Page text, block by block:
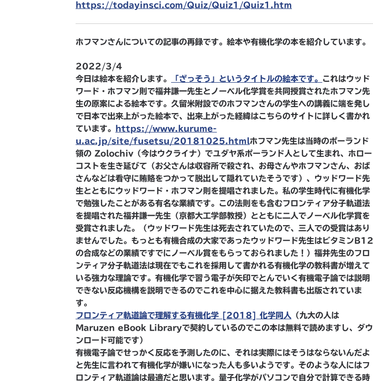
https://todayinsci.com/Quiz/Quiz1/Quiz1.htm
ホフマンさんについての記事の再録です。絵本や有機化学の本を紹介しています。
2022/3/4
今日は絵本を紹介します。
「ざっそう」というタイトルの絵本です。 これはウッド
ワード・ホフマン則で福井謙一先生とノーベル化学賞を共同授賞されたホフマン先
生の原案による絵本です。久留米附設でのホフマンさんの学生への講義に端を発し
で日本で出来上がった絵本で、出来上がった経緯はこちらのサイトに詳しく書かれ
ています。
https://www.kurume-
u.ac.jp/site/fusetsu/20181025.html ホフマン先生は当時のポーランド
領の Zolochiv（今はウクライナ）でユダヤ系ポーランド人として生まれ、ホロー
コストを生き延びて（お父さんは収容所で殺され、お母さんやホフマンさん、おば
さんなどは看守に賄賂をつかって脱出して隠れていたそうです）、ウッドワード先
生とともにウッドワード・ホフマン則を提唱されました。私の学生時代に有機化学
で勉強したことがある有名な業績です。この法則をも含むフロンティア分子軌道法
を提唱された福井謙一先生（京都大工学部教授）とともに二人でノーベル化学賞を
受賞されました。（ウッドワード先生は死去されていたので、三人での受賞はあり
ませんでした。もっとも有機合成の大家であったウッドワード先生はビタミンB12
の合成などの業績ですでにノーベル賞をもらっておられました！）福井先生のフロ
ンティア分子軌道法は現在でもこれを採用して書かれる有機化学の教科書が増えて
いる強力な理論です。有機化学で習う電子が矢印でとんでいく有機電子論では説明
できない反応機構を説明できるのでこれを中心に据えた教科書も出版されていま
す。
フロンティア軌道論で理解する有機化学 [2018] 化学同人
（九大の人は
Maruzen eBook Libraryで契約しているのでこの本は無料で読めますし、ダウ
ンロード可能です）
有機電子論でせっかく反応を予測したのに、それは実際にはそうはならないんだよ
と先生に言われて有機化学が嫌いになった人も多いようです。そのような人にはフ
ロンティア軌道論は最適だと思います。量子化学がパソコンで自分で計算できる時